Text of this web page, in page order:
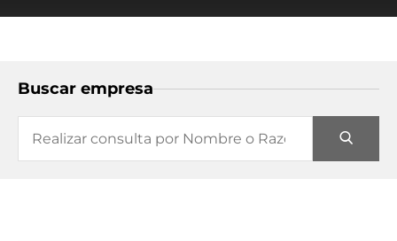
Buscar empresa